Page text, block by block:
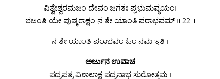
ವಿಶ್ವೇಶ್ವರಮಜಂ ದೇವಂ ಜಗತಃ ಪ್ರಭುಮವ್ಯಯಂ।
ಭಜಂತಿ ಯೇ ಪುಷ್ಕರಾಕ್ಷಂ ನ ತೇ ಯಾಂತಿ ಪರಾಭವಮ್ ॥ 22 ॥
ನ ತೇ ಯಾಂತಿ ಪರಾಭವಂ ಓಂ ನಮ ಇತಿ ।
ಅರ್ಜುನ ಉವಾಚ
ಪದ್ಮಪತ್ರ ವಿಶಾಲಾಕ್ಷ ಪದ್ಮನಾಭ ಸುರೋತ್ತಮ ।